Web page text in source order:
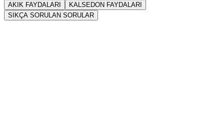
AKIK FAYDALARI
KALSEDON FAYDALARI
SIKÇA SORULAN SORULAR